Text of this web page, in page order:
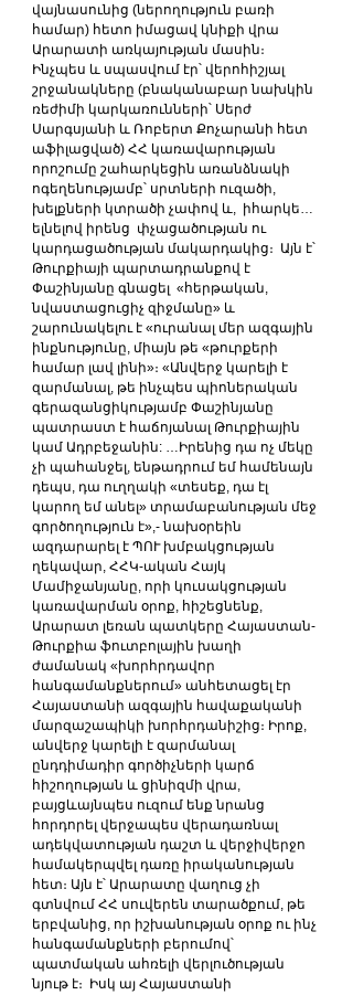
վայնասունից (ներողություն բառի
համար) հետո իմացավ կնիքի վրա
Արարատի առկայության մասին։
Ինչպես և սպասվում էր՝ վերոհիշյալ
շրջանակները (բնականաբար նախկին
ռեժիմի կարկառունների՝ Սերժ
Սարգսյանի և Ռոբերտ Քոչարանի հետ
աֆիլացված) ՀՀ կառավարության
որոշումը շահարկեցին առանձնակի
ոգեղենությամբ՝ սրտների ուզածի,
խելքների կտրածի չափով և,  իհարկե…
ելնելով իրենց  փչացածության ու
կարդացածության մակարդակից։  Այն է՝
Թուրքիայի պարտադրանքով է
Փաշինյանը գնացել  «հերթական,
նվաստացուցիչ զիջմանը» և
շարունակելու է «ուրանալ մեր ազգային
ինքնությունը, միայն թե «թուրքերի
համար լավ լինի»։ «Անվերջ կարելի է
զարմանալ, թե ինչպես պիոներական
գերազանցիկությամբ Փաշինյանը
պատրաստ է հաճոյանալ Թուրքիային
կամ Ադրբեջանին: …Իրենից դա ոչ մեկը
չի պահանջել, ենթադրում եմ համենայն
դեպս, դա ուղղակի «տեսեք, դա էլ
կարող եմ անել» տրամաբանության մեջ
գործողություն է»,- նախօրեին
ազդարարել է ՊՈՒ խմբակցության
ղեկավար, ՀՀԿ-ական Հայկ
Մամիջանյանը, որի կուսակցության
կառավարման օրոք, հիշեցնենք,
Արարատ լեռան պատկերը Հայաստան-
Թուրքիա ֆուտբոլային խաղի
ժամանակ «խորհրդավոր
հանգամանքներում» անհետացել էր
Հայաստանի ազգային հավաքականի
մարզաշապիկի խորհրդանիշից։ Իրոք,
անվերջ կարելի է զարմանալ
ընդդիմադիր գործիչների կարճ
հիշողության և ցինիզմի վրա,
բայցևայնպես ուզում ենք նրանց
հորդորել վերջապես վերադառնալ
ադեկվատության դաշտ և վերջիվերջո
համակերպվել դառը իրականության
հետ։ Այն է՝ Արարատը վաղուց չի
գտնվում ՀՀ սուվերեն տարածքում, թե
երբվանից, որ իշխանության օրոք ու ինչ
հանգամանքների բերումով՝
պատմական ահռելի վերլուծության
նյութ է։  Իսկ այ Հայաստանի